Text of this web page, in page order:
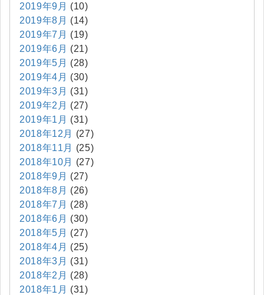
2019年9月 (10)
2019年8月 (14)
2019年7月 (19)
2019年6月 (21)
2019年5月 (28)
2019年4月 (30)
2019年3月 (31)
2019年2月 (27)
2019年1月 (31)
2018年12月
(27)
2018年11月
(25)
2018年10月
(27)
2018年9月 (27)
2018年8月 (26)
2018年7月 (28)
2018年6月 (30)
2018年5月 (27)
2018年4月 (25)
2018年3月 (31)
2018年2月 (28)
2018年1月 (31)